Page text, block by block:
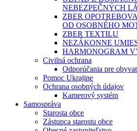
NEBEZPEČNÝCH
ZBER
OD OSOBNÉHO
ZBER TEXTILU
NEZÁKONNE
HARMONOGRAM
Civilná ochrana
Odporúčania pre
Pomoc Ukrajine
Ochrana osobných údajov
Kamerový systém
Samospráva
Starosta obce
Zástupca starostu obce